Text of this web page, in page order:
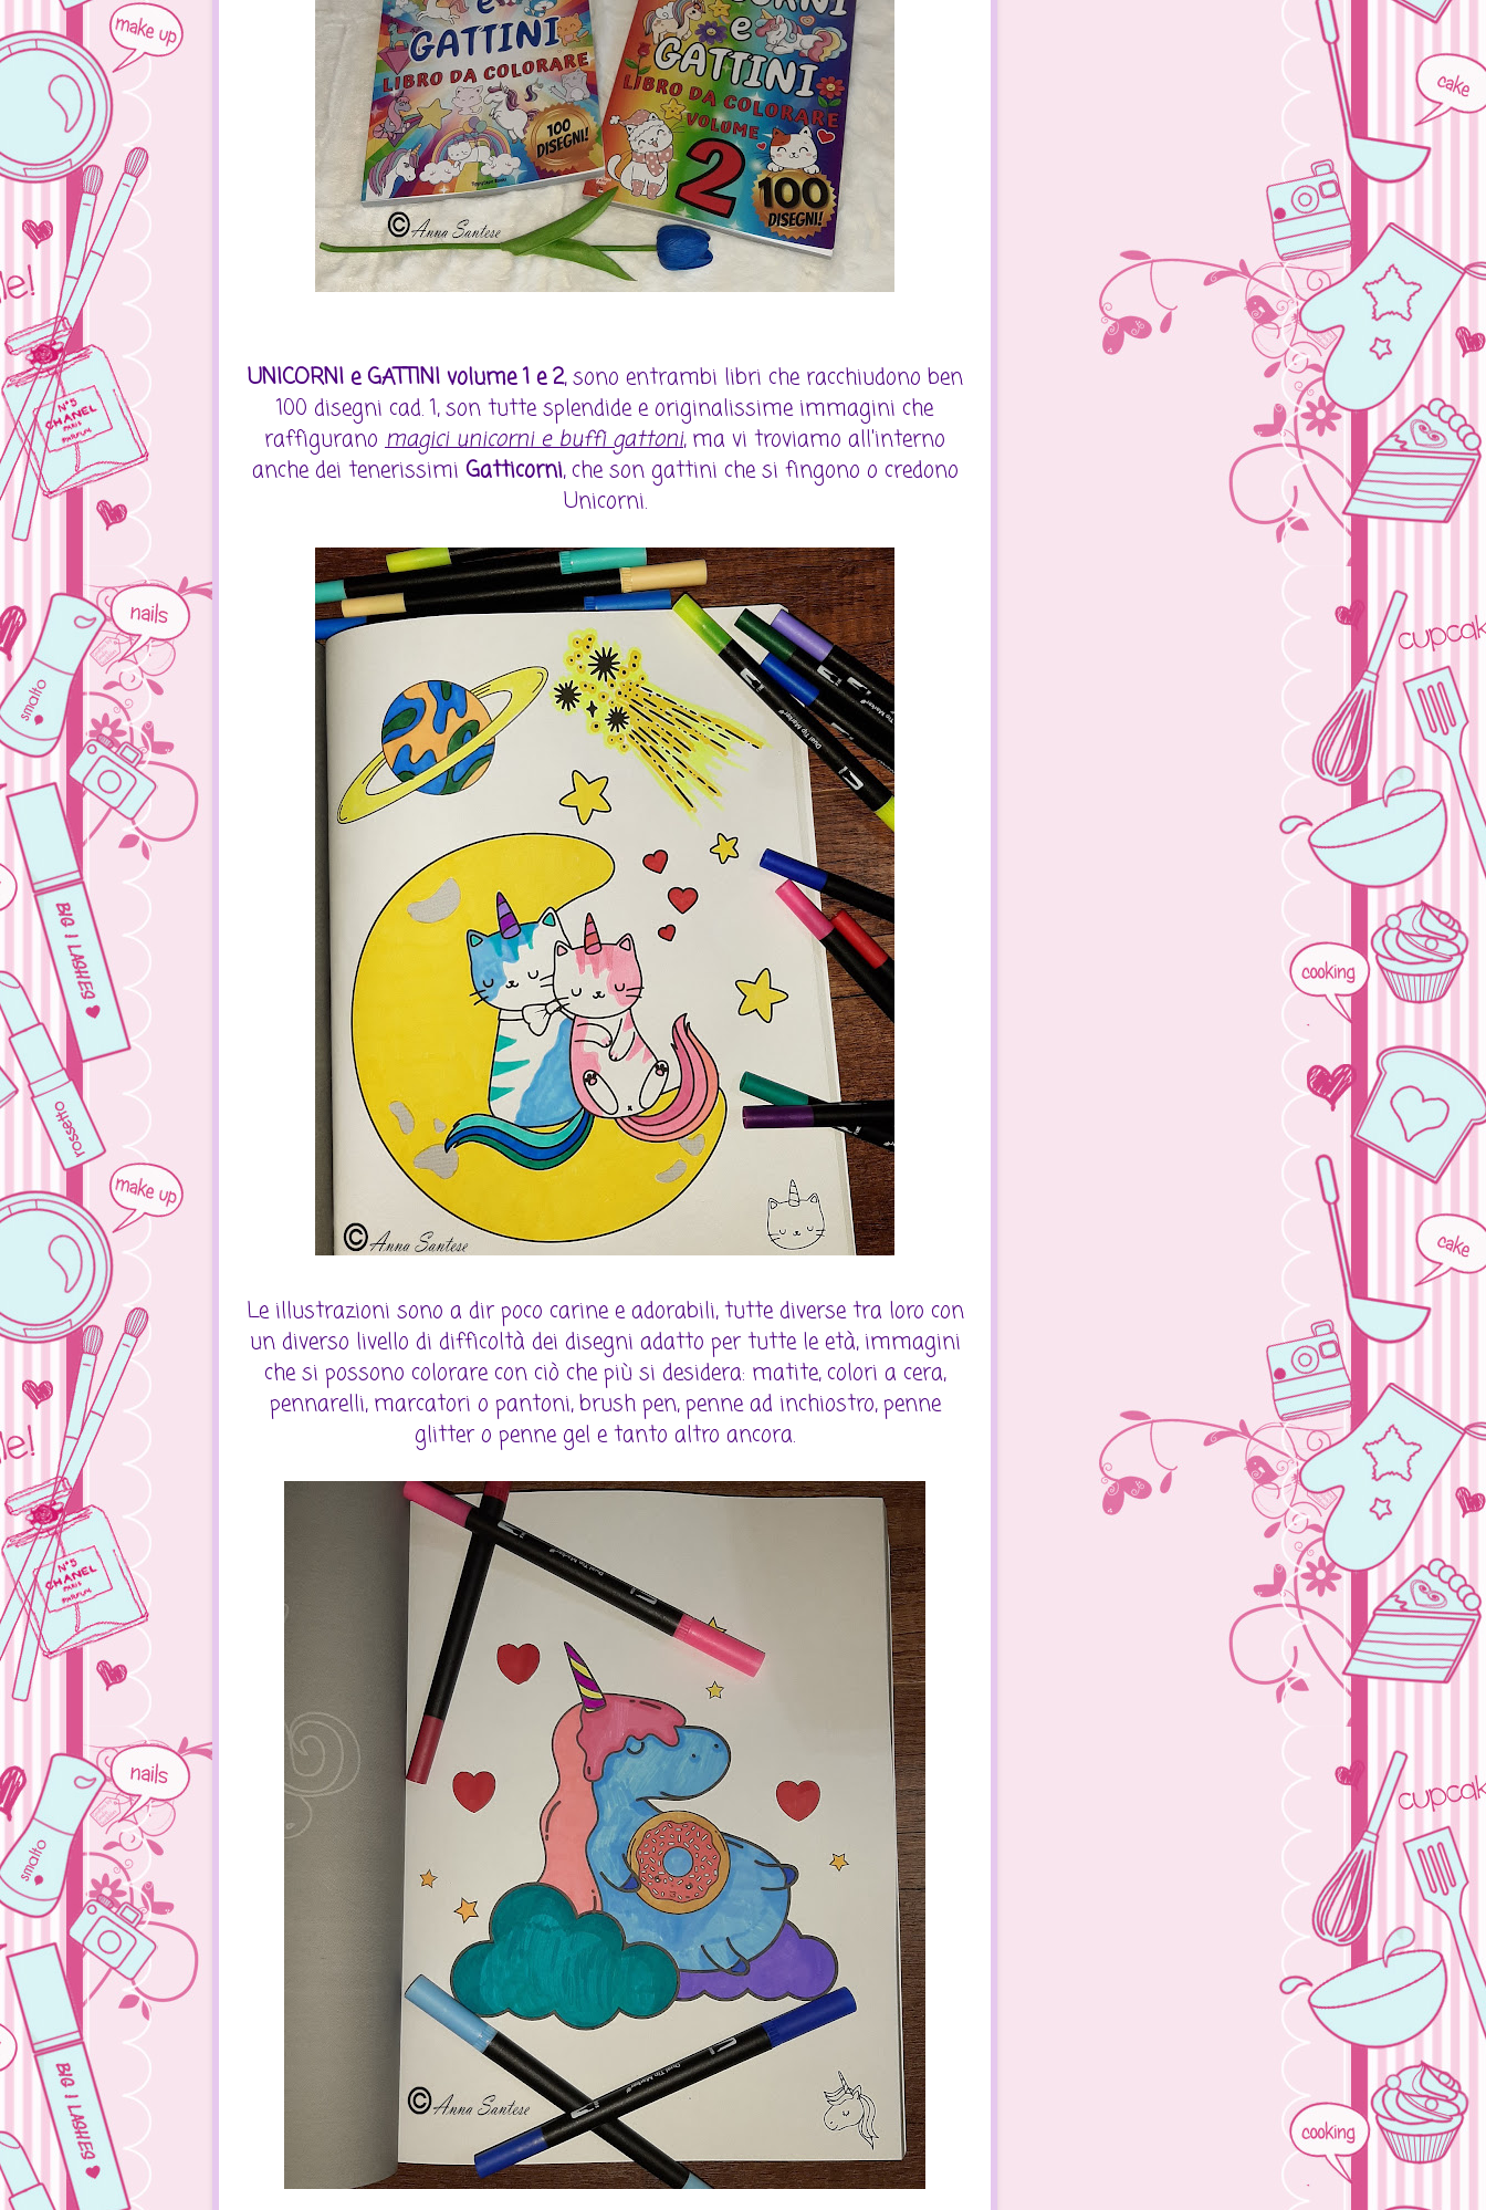
UNICORNI e GATTINI volume 1 e 2, sono entrambi libri che racchiudono ben
100 disegni cad. 1, son tutte splendide e originalissime immagini che
raffigurano magici unicorni e buffi gattoni, ma vi troviamo all'interno
anche dei tenerissimi Gatticorni, che son gattini che si fingono o credono
Unicorni.
Le illustrazioni sono a dir poco carine e adorabili, tutte diverse tra loro con
un diverso livello di difficoltà dei disegni adatto per tutte le età, immagini
che si possono colorare con ciò che più si desidera: matite, colori a cera,
pennarelli, marcatori o pantoni, brush pen, penne ad inchiostro, penne
glitter o penne gel e tanto altro ancora.